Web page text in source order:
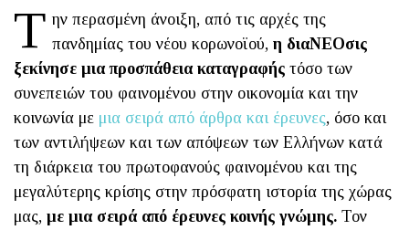
Τ ην περασμένη άνοιξη, από τις αρχές της
πανδημίας του νέου κορωνοϊού, η διαΝΕΟσις
ξεκίνησε μια προσπάθεια καταγραφής τόσο των
συνεπειών του φαινομένου στην οικονομία και την
κοινωνία με μια σειρά από άρθρα και έρευνες, όσο και
των αντιλήψεων και των απόψεων των Ελλήνων κατά
τη διάρκεια του πρωτοφανούς φαινομένου και της
μεγαλύτερης κρίσης στην πρόσφατη ιστορία της χώρας
μας, με μια σειρά από έρευνες κοινής γνώμης. Τον